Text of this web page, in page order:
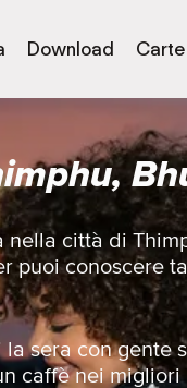
Download
città di
puoi conoscere
sera con gente
caffè nei migliori